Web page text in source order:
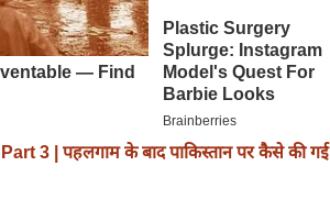
3 | पहलगाम के बाद पाकिस्तान पर कैसे की गई